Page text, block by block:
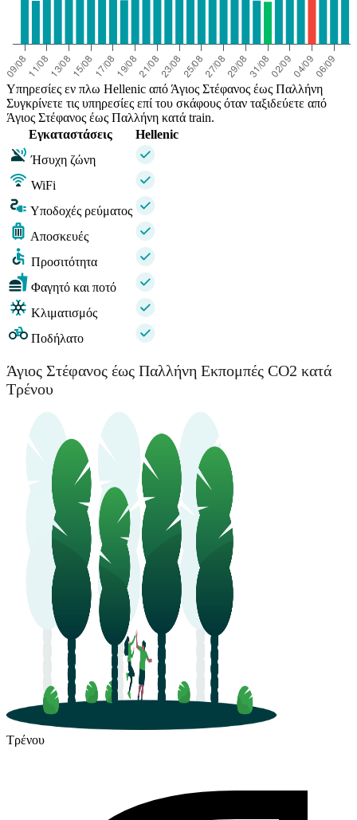
Υπηρεσίες εν πλω Hellenic από Άγιος Στέφανος έως Παλλήνη
Συγκρίνετε τις υπηρεσίες επί του σκάφους όταν ταξιδεύετε από
Άγιος Στέφανος έως Παλλήνη κατά train.
Εγκαταστάσεις
Hellenic
Ήσυχη ζώνη
WiFi
Υποδοχές ρεύματος
Αποσκευές
Προσιτότητα
Φαγητό και ποτό
Κλιματισμός
Ποδήλατο
Άγιος Στέφανος έως Παλλήνη Εκπομπές CO2 κατά
Τρένου
Τρένου